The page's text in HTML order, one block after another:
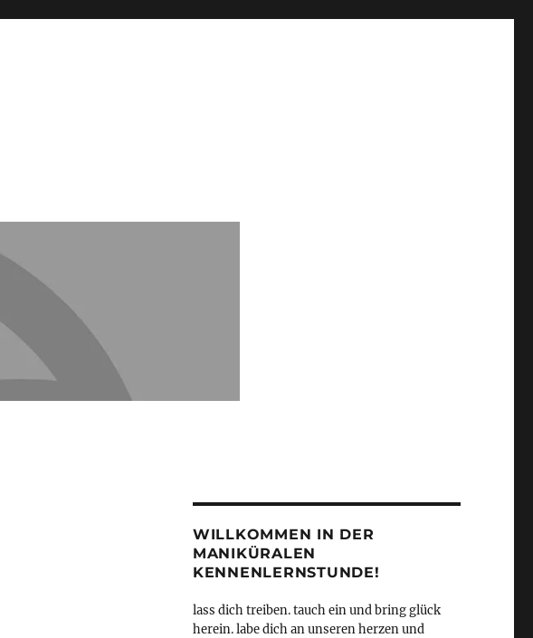
WILLKOMMEN IN DER
MANIKÜRALEN
KENNENLERNSTUNDE!
lass dich treiben. tauch ein und bring glück
herein. labe dich an unseren herzen und